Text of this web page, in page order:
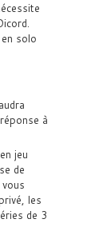
solo
à
jeu
de
les
de 3